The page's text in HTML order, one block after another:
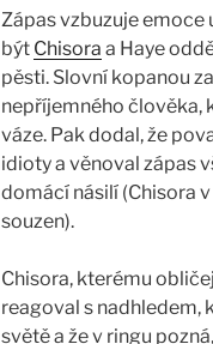
Zápas vzbuzuje emoce
být Chisora a Haye
pěsti. Slovní kopanou
nepříjemného člověka,
váze. Pak dodal, že
idioty a věnoval zápas
domácí násilí (Chisora
souzen).
Chisora, kterému
reagoval s nadhledem,
světě a že v ringu